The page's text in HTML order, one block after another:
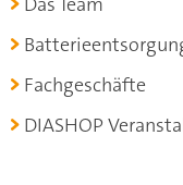
Fachgeschäfte
DIASHOP